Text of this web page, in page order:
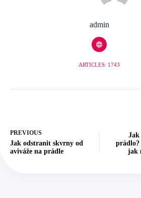
admin
ARTICLES: 1743
PREVIOUS
Jak odstranit skvrny od
aviváže na prádle
Jak
jak